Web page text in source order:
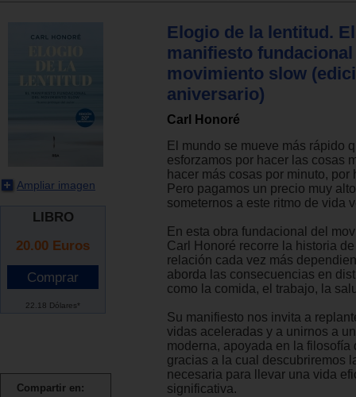
Ampliar imagen
LIBRO
20.00 Euros
22.18 Dólares*
Compartir en:
Elogio de la lentitud. El
manifiesto
movimiento slow
aniversario)
Carl Honoré
El mundo se mueve más rápido
esforzamos por hacer las cosas
hacer más cosas por minuto, por
Pero pagamos un precio muy
someternos a este ritmo de vida
En esta obra fundacional del
Carl Honoré recorre la historia
relación cada vez más
aborda las consecuencias en
como la comida, el trabajo, la
Su manifiesto nos invita a
vidas aceleradas y a unirnos a
moderna, apoyada en la filosofía
gracias a la cual descubriremos
necesaria para llevar una vida
significativa.